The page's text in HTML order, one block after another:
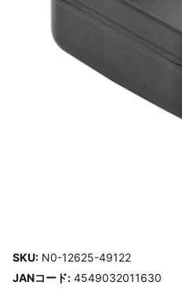
SKU: N0-12625-49122
JANコード: 4549032011630